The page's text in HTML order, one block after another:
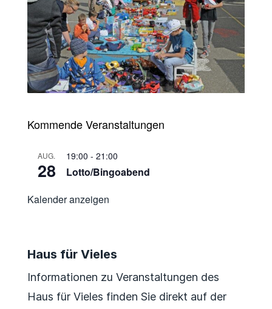
Kommende Veranstaltungen
AUG.
28
19:00 - 21:00
Lotto/Bingoabend
Kalender anzeigen
Haus für Vieles
Informationen zu Veranstaltungen des
Haus für Vieles finden Sie direkt auf der